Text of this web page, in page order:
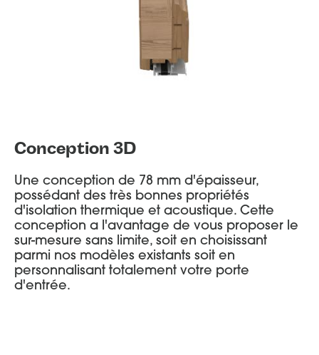
Conception 3D
Une conception de 78 mm d'épaisseur,
possédant des très bonnes propriétés
d'isolation thermique et acoustique. Cette
conception a l'avantage de vous proposer le
sur-mesure sans limite, soit en choisissant
parmi nos modèles existants soit en
personnalisant totalement votre porte
d'entrée.